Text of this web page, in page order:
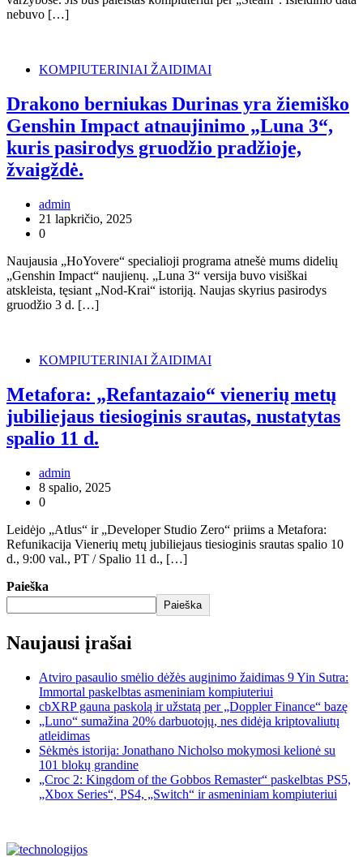
nebuvo […]
KOMPIUTERINIAI ŽAIDIMAI
Drakono berniukas Durinas yra žiemiško
Genshin Impact atnaujinimo „Luna 3“,
kuris pasirodys gruodžio pradžioje,
žvaigždė.
admin
21 lapkričio, 2025
0
Naujausia „HoYovere“ specialioji programa atnešė mums didelių
„Genshin Impact“ naujienų. „Luna 3“ versija buvo visiškai
atskleista, tęsiant „Nod-Krai“ istoriją. Naujas skyrius pasirodys
gruodžio 3 d. […]
KOMPIUTERINIAI ŽAIDIMAI
Metafora: „Refantazaio“ vienerių metų
jubiliejaus tiesioginis srautas, nustatytas
spalio 11 d.
admin
8 spalio, 2025
0
Leidėjo „Atlus“ ir „Developer Studio Zero“ priims a Metafora:
Refunikacija Vienerių metų jubiliejaus tiesioginis srautas spalio 10
d., 9:00 val., PT / Spalio 11 d., […]
Paieška
Paieška
Naujausi įrašai
Atviro pasaulio smėlio dėžės auginimo žaidimas 9 Yin Sutra:
Immortal paskelbtas asmeniniam kompiuteriui
cbXRP gauna paskolą ir užstatą per „Doppler Finance“ bazę
„Luno“ sumažina 20% darbuotojų, nes didėja kriptovaliutų
atleidimas
Sėkmės istorija: Jonathano Nicholso mokymosi kelionė su
101 blokų grandine
„Croc 2: Kingdom of the Gobbos Remaster“ paskelbtas PS5,
„Xbox Series“, PS4, „Switch“ ir asmeniniam kompiuteriui